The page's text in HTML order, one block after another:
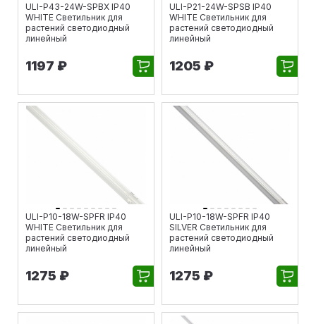
ULI-P43-24W-SPBX IP40
WHITE Светильник для
растений светодиодный
линейный
1197 ₽
ULI-P21-24W-SPSB IP40
WHITE Светильник для
растений светодиодный
линейный
1205 ₽
ULI-P10-18W-SPFR IP40
WHITE Светильник для
растений светодиодный
линейный
1275 ₽
ULI-P10-18W-SPFR IP40
SILVER Светильник для
растений светодиодный
линейный
1275 ₽